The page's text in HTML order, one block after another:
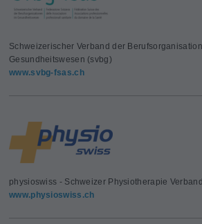
Schweizerischer Verband der
Gesundheitswesen (svbg)
www.svbg-fsas.ch
physioswiss - Schweizer Physiotherapie Verband
www.physioswiss.ch